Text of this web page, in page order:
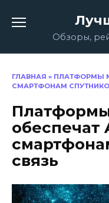
содержаниюОбзоры,
ГЛАВНАЯ » ПЛАТФОРМЫ
СМАРТФОНАМ
обеспечат
связь